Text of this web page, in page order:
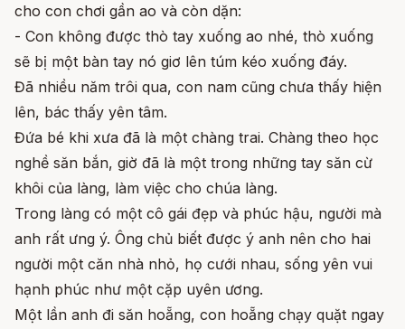
cho con chơi gần ao và còn dặn:
- Con không được thò tay xuống ao nhé, thò xuống
sẽ bị một bàn tay nó giơ lên túm kéo xuống đáy.
Đã nhiều năm trôi qua, con nam cũng chưa thấy hiện
lên, bác thấy yên tâm.
Đứa bé khi xưa đã là một chàng trai. Chàng theo học
nghề săn bắn, giờ đã là một trong những tay săn cừ
khôi của làng, làm việc cho chúa làng.
Trong làng có một cô gái đẹp và phúc hậu, người mà
anh rất ưng ý. Ông chủ biết được ý anh nên cho hai
người một căn nhà nhỏ, họ cưới nhau, sống yên vui
hạnh phúc như một cặp uyên ương.
Một lần anh đi săn hoẵng, con hoẵng chạy quặt ngay